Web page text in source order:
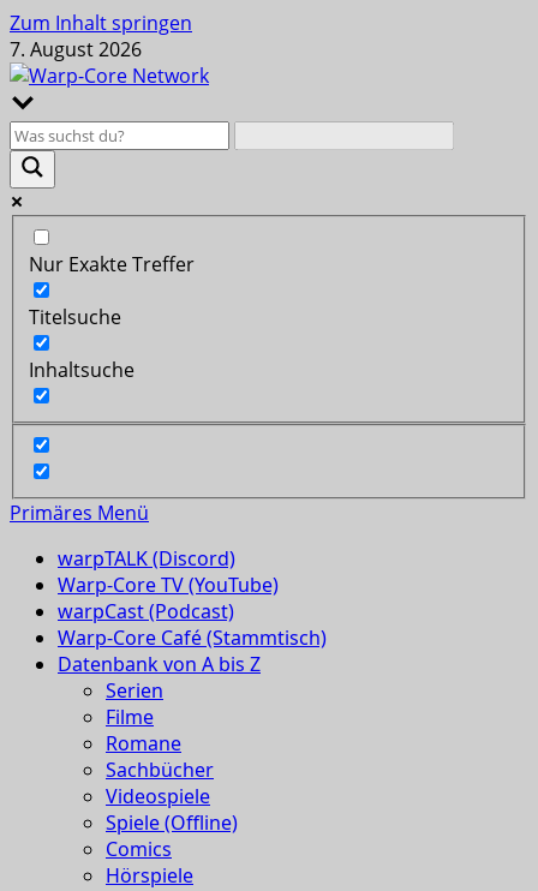
Zum Inhalt springen
7. August 2026
Nur Exakte Treffer
Titelsuche
Inhaltsuche
Primäres Menü
warpTALK (Discord)
Warp-Core TV (YouTube)
warpCast (Podcast)
Warp-Core Café (Stammtisch)
Datenbank von A bis Z
Serien
Filme
Romane
Sachbücher
Videospiele
Spiele (Offline)
Comics
Hörspiele